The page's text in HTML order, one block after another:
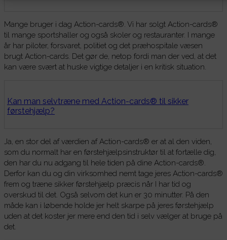
Mange bruger i dag Action-cards®. Vi har solgt Action-cards®
til mange sportshaller og også skoler og restauranter. I mange
år har piloter, forsvaret, politiet og det præhospitale væsen
brugt Action-cards. Det gør de, netop fordi man der ved, at det
kan være svært at huske vigtige detaljer i en kritisk situation.
Kan man selvtræne med Action-cards® til sikker
førstehjælp?
Ja, en stor del af værdien af Action-cards® er at al den viden,
som du normalt har en førstehjælpsinstruktør til at fortælle dig,
den har du nu adgang til hele tiden på dine Action-cards®.
Derfor kan du og din virksomhed nemt tage jeres Action-cards®
frem og træne sikker førstehjælp præcis når I har tid og
overskud til det. Også selvom det kun er 30 minutter. På den
måde kan i løbende holde jer helt skarpe på jeres førstehjælp
uden at det koster jer mere end den tid i selv vælger at bruge på
det.